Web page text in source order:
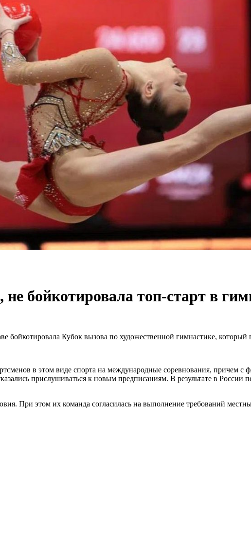
не бойкотировала топ-старт в
бойкотировала Кубок вызова по художественной гимнастике,
в этом виде спорта на международные соревнования, причем с
прислушиваться к новым предписаниям. В результате в
При этом их команда согласилась на выполнение требований